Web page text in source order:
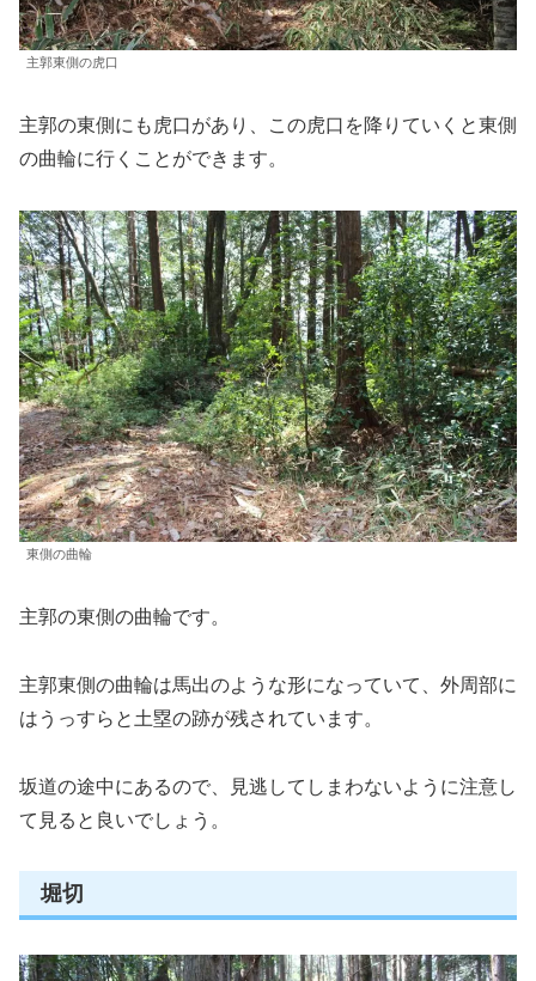
主郭東側の虎口
主郭の東側にも虎口があり、この虎口を降りていくと東側
の曲輪に行くことができます。
東側の曲輪
主郭の東側の曲輪です。
主郭東側の曲輪は馬出のような形になっていて、外周部に
はうっすらと土塁の跡が残されています。
坂道の途中にあるので、見逃してしまわないように注意し
て見ると良いでしょう。
堀切